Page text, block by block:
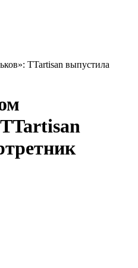
TTartisan выпустила